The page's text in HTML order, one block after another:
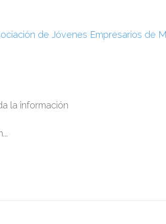
de Jóvenes Empresarios de
la información